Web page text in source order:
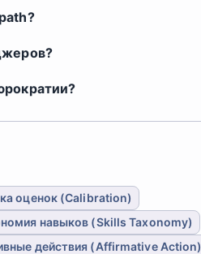
оценок (Calibration)
навыков (Skills Taxonomy)
действия (Affirmative Action)